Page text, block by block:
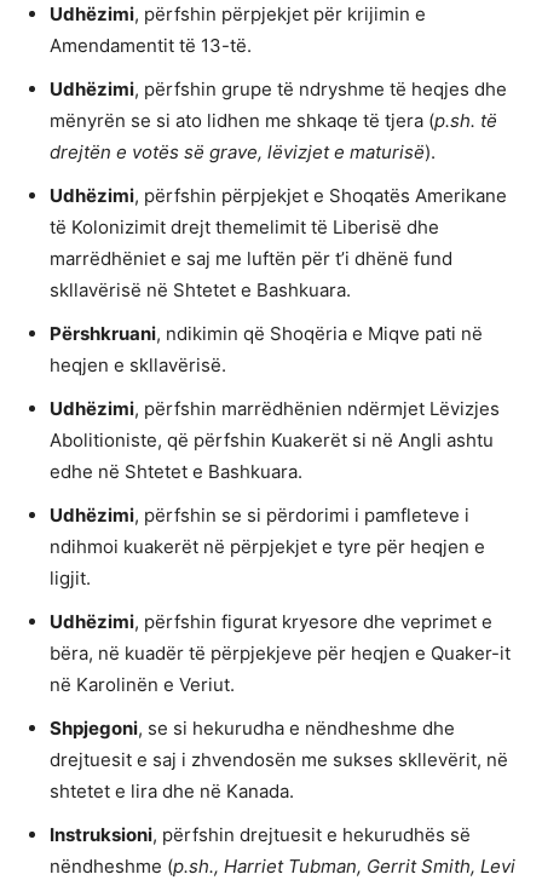
Udhëzimi, përfshin përpjekjet për krijimin e
Amendamentit të 13-të.
Udhëzimi, përfshin grupe të ndryshme të heqjes dhe
mënyrën se si ato lidhen me shkaqe të tjera (p.sh. të
drejtën e votës së grave, lëvizjet e maturisë).
Udhëzimi, përfshin përpjekjet e Shoqatës Amerikane
të Kolonizimit drejt themelimit të Liberisë dhe
marrëdhëniet e saj me luftën për t’i dhënë fund
skllavërisë në Shtetet e Bashkuara.
Përshkruani, ndikimin që Shoqëria e Miqve pati në
heqjen e skllavërisë.
Udhëzimi, përfshin marrëdhënien ndërmjet Lëvizjes
Abolitioniste, që përfshin Kuakerët si në Angli ashtu
edhe në Shtetet e Bashkuara.
Udhëzimi, përfshin se si përdorimi i pamfleteve i
ndihmoi kuakerët në përpjekjet e tyre për heqjen e
ligjit.
Udhëzimi, përfshin figurat kryesore dhe veprimet e
bëra, në kuadër të përpjekjeve për heqjen e Quaker-it
në Karolinën e Veriut.
Shpjegoni, se si hekurudha e nëndheshme dhe
drejtuesit e saj i zhvendosën me sukses skllevërit, në
shtetet e lira dhe në Kanada.
Instruksioni, përfshin drejtuesit e hekurudhës së
nëndheshme (p.sh., Harriet Tubman, Gerrit Smith, Levi